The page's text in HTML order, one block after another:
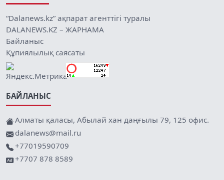
“Dalanews.kz” ақпарат агенттігі туралы
DALANEWS.KZ – ЖАРНАМА
Байланыс
Құпиялылық саясаты
БАЙЛАНЫС
Алматы қаласы, Абылай хан даңғылы 79, 125 офис.
dalanews@mail.ru
+77019590709
+7707 878 8589